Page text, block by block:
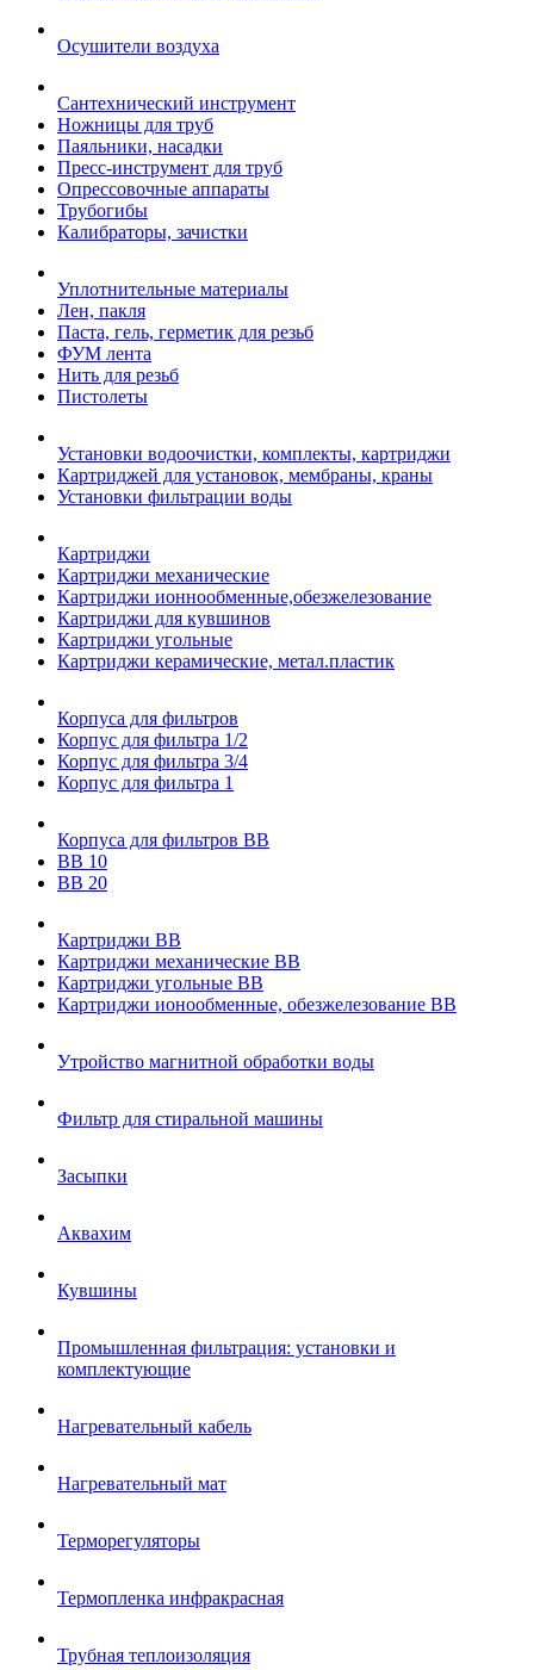
Осушители воздуха
Сантехнический инструмент
Ножницы для труб
Паяльники, насадки
Пресс-инструмент для труб
Опрессовочные аппараты
Трубогибы
Калибраторы, зачистки
Уплотнительные материалы
Лен, пакля
Паста, гель, герметик для резьб
ФУМ лента
Нить для резьб
Пистолеты
Установки водоочистки, комплекты, картриджи
Картриджей для установок, мембраны, краны
Установки фильтрации воды
Картриджи
Картриджи механические
Картриджи ионнообменные,обезжелезование
Картриджи для кувшинов
Картриджи угольные
Картриджи керамические, метал.пластик
Корпуса для фильтров
Корпус для фильтра 1/2
Корпус для фильтра 3/4
Корпус для фильтра 1
Корпуса для фильтров ВВ
ВВ 10
ВВ 20
Картриджи ВВ
Картриджи механические ВВ
Картриджи угольные ВВ
Картриджи ионообменные, обезжелезование ВВ
Утройство магнитной обработки воды
Фильтр для стиральной машины
Засыпки
Аквахим
Кувшины
Промышленная фильтрация: установки и
комплектующие
Нагревательный кабель
Нагревательный мат
Терморегуляторы
Термопленка инфракрасная
Трубная теплоизоляция